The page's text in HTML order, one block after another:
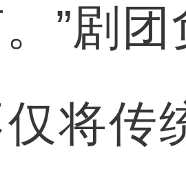
”剧
仅将传